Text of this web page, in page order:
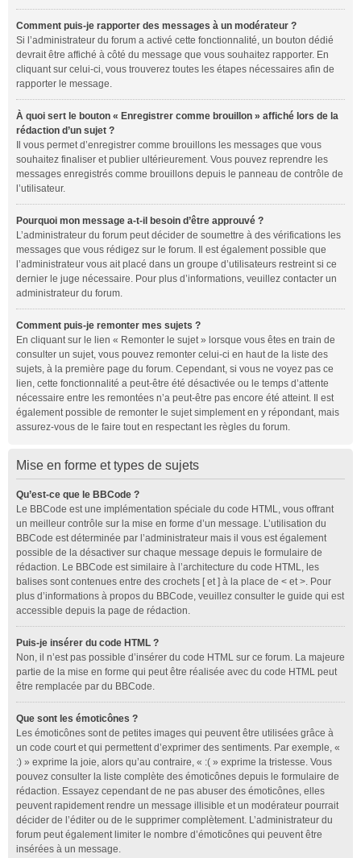
Comment puis-je rapporter des messages à un modérateur ?
Si l’administrateur du forum a activé cette fonctionnalité, un bouton dédié
devrait être affiché à côté du message que vous souhaitez rapporter. En
cliquant sur celui-ci, vous trouverez toutes les étapes nécessaires afin de
rapporter le message.
À quoi sert le bouton « Enregistrer comme brouillon » affiché lors de la
rédaction d’un sujet ?
Il vous permet d’enregistrer comme brouillons les messages que vous
souhaitez finaliser et publier ultérieurement. Vous pouvez reprendre les
messages enregistrés comme brouillons depuis le panneau de contrôle de
l’utilisateur.
Pourquoi mon message a-t-il besoin d’être approuvé ?
L’administrateur du forum peut décider de soumettre à des vérifications les
messages que vous rédigez sur le forum. Il est également possible que
l’administrateur vous ait placé dans un groupe d’utilisateurs restreint si ce
dernier le juge nécessaire. Pour plus d’informations, veuillez contacter un
administrateur du forum.
Comment puis-je remonter mes sujets ?
En cliquant sur le lien « Remonter le sujet » lorsque vous êtes en train de
consulter un sujet, vous pouvez remonter celui-ci en haut de la liste des
sujets, à la première page du forum. Cependant, si vous ne voyez pas ce
lien, cette fonctionnalité a peut-être été désactivée ou le temps d’attente
nécessaire entre les remontées n’a peut-être pas encore été atteint. Il est
également possible de remonter le sujet simplement en y répondant, mais
assurez-vous de le faire tout en respectant les règles du forum.
Mise en forme et types de sujets
Qu’est-ce que le BBCode ?
Le BBCode est une implémentation spéciale du code HTML, vous offrant
un meilleur contrôle sur la mise en forme d’un message. L’utilisation du
BBCode est déterminée par l’administrateur mais il vous est également
possible de la désactiver sur chaque message depuis le formulaire de
rédaction. Le BBCode est similaire à l’architecture du code HTML, les
balises sont contenues entre des crochets [ et ] à la place de < et >. Pour
plus d’informations à propos du BBCode, veuillez consulter le guide qui est
accessible depuis la page de rédaction.
Puis-je insérer du code HTML ?
Non, il n’est pas possible d’insérer du code HTML sur ce forum. La majeure
partie de la mise en forme qui peut être réalisée avec du code HTML peut
être remplacée par du BBCode.
Que sont les émoticônes ?
Les émoticônes sont de petites images qui peuvent être utilisées grâce à
un code court et qui permettent d’exprimer des sentiments. Par exemple, «
:) » exprime la joie, alors qu’au contraire, « :( » exprime la tristesse. Vous
pouvez consulter la liste complète des émoticônes depuis le formulaire de
rédaction. Essayez cependant de ne pas abuser des émoticônes, elles
peuvent rapidement rendre un message illisible et un modérateur pourrait
décider de l’éditer ou de le supprimer complètement. L’administrateur du
forum peut également limiter le nombre d’émoticônes qui peuvent être
insérées à un message.